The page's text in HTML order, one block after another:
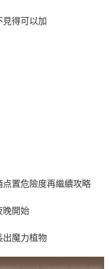
得可以加
置危險度再繼續攻略
晚開始
出魔力植物